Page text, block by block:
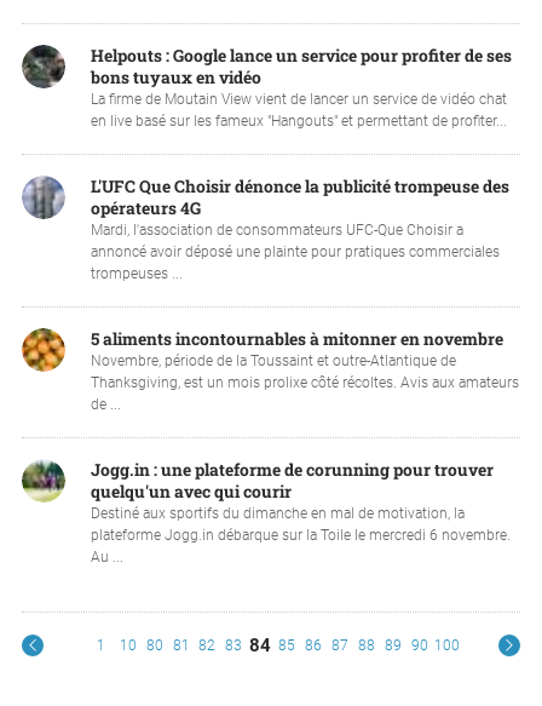
Helpouts : Google lance un service pour profiter de ses
bons tuyaux en vidéo
La firme de Moutain View vient de lancer un service de vidéo chat
en live basé sur les fameux "Hangouts" et permettant de profiter...
L'UFC Que Choisir dénonce la publicité trompeuse des
opérateurs 4G
Mardi, l'association de consommateurs UFC-Que Choisir a
annoncé avoir déposé une plainte pour pratiques commerciales
trompeuses ...
5 aliments incontournables à mitonner en novembre
Novembre, période de la Toussaint et outre-Atlantique de
Thanksgiving, est un mois prolixe côté récoltes. Avis aux amateurs
de ...
Jogg.in : une plateforme de corunning pour trouver
quelqu'un avec qui courir
Destiné aux sportifs du dimanche en mal de motivation, la
plateforme Jogg.in débarque sur la Toile le mercredi 6 novembre.
Au ...
1 10 80 81 82 83 84 85 86 87 88 89 90 100